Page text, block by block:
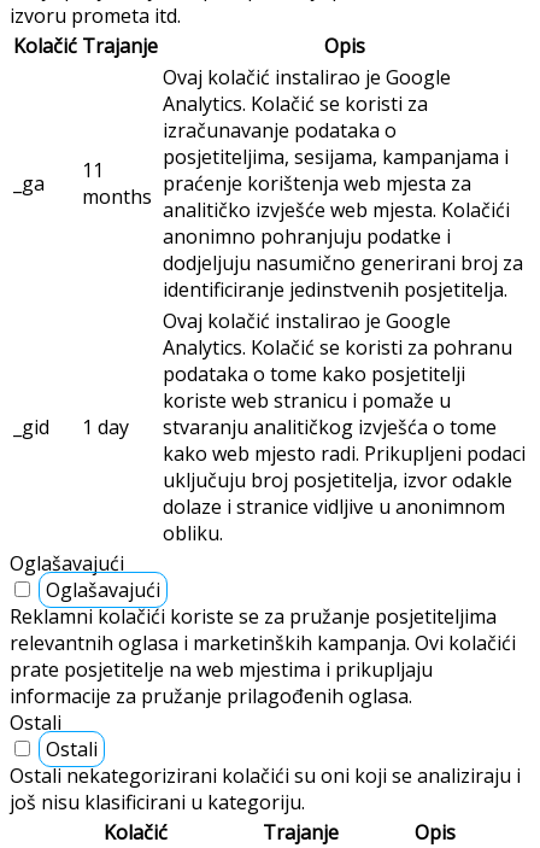
izvoru prometa itd.
Kolačić Trajanje Opis
_ga
11
months
Ovaj kolačić instalirao je Google
Analytics. Kolačić se koristi za
izračunavanje podataka o
posjetiteljima, sesijama, kampanjama i
praćenje korištenja web mjesta za
analitičko izvješće web mjesta. Kolačići
anonimno pohranjuju podatke i
dodjeljuju nasumično generirani broj za
identificiranje jedinstvenih posjetitelja.
_gid 1 day
Ovaj kolačić instalirao je Google
Analytics. Kolačić se koristi za pohranu
podataka o tome kako posjetitelji
koriste web stranicu i pomaže u
stvaranju analitičkog izvješća o tome
kako web mjesto radi. Prikupljeni podaci
uključuju broj posjetitelja, izvor odakle
dolaze i stranice vidljive u anonimnom
obliku.
Oglašavajući
Oglašavajući
Reklamni kolačići koriste se za pružanje posjetiteljima
relevantnih oglasa i marketinških kampanja. Ovi kolačići
prate posjetitelje na web mjestima i prikupljaju
informacije za pružanje prilagođenih oglasa.
Ostali
Ostali
Ostali nekategorizirani kolačići su oni koji se analiziraju i
još nisu klasificirani u kategoriju.
Kolačić
Trajanje Opis